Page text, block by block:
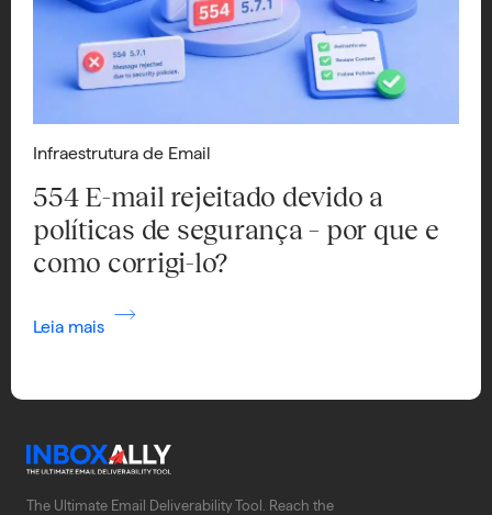
Infraestrutura de Email
554 E-mail rejeitado devido a
políticas de segurança – por que e
como corrigi-lo?
Leia mais
The Ultimate Email Deliverability Tool. Reach the